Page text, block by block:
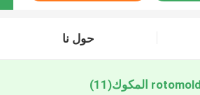
حول نا
(11)